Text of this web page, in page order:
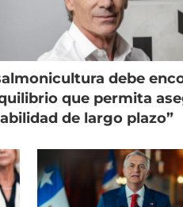
debe
que permita
de largo plazo”